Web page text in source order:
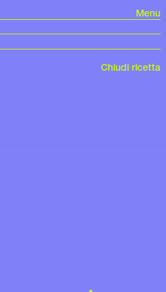
Menu
Chiudi ricetta